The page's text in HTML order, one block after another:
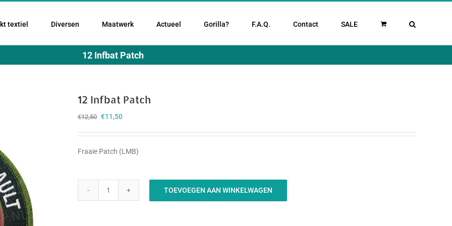
textiel Diversen Maatwerk Actueel Gorilla? F.A.Q. Contact SALE
12 Infbat Patch
12 Infbat Patch
€12,50 Oorspronkelijke
was:
€12,50.
€11,50
is:
€11,50.
Fraaie Patch (LMB)
12
TOEVOEGEN AAN WINKELWAGEN